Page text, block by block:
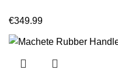
€349.99